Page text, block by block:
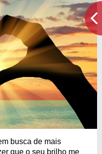
busca de mais
que o seu brilho me